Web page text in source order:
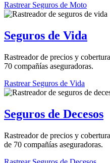
Rastrear Seguros de Moto
Seguros de Vida
Rastreador de precios y
70 compañías aseguradoras.
Rastrear Seguros de Vida
Seguros de Decesos
Rastreador de precios y
de 70 compañías aseguradoras.